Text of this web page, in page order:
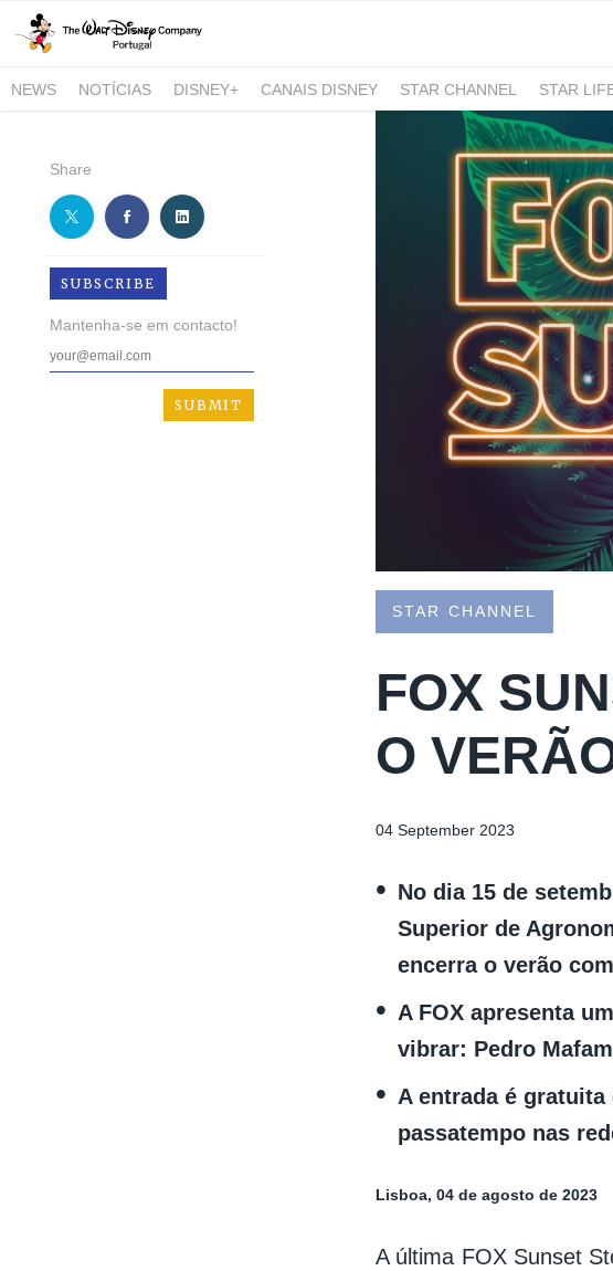
NEWS NOTÍCIAS DISNEY+ CANAIS DISNEY STAR CHANNEL STAR
Share
SUBSCRIBE
Mantenha-se em contacto!
STAR CHANNEL
FOX
O
04 September 2023
No dia 15 de
Superior de
encerra o verão
A FOX apresenta
vibrar: Pedro
A entrada é
passatempo nas
Lisboa, 04 de agosto de 2023
A última FOX Sunset